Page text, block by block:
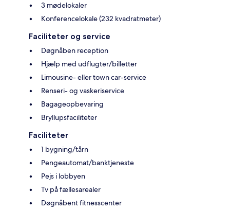
3 mødelokaler
Konferencelokale (232 kvadratmeter)
Faciliteter og service
Døgnåben reception
Hjælp med udflugter/billetter
Limousine- eller town car-service
Renseri- og vaskeriservice
Bagageopbevaring
Bryllupsfaciliteter
Faciliteter
1 bygning/tårn
Pengeautomat/banktjeneste
Pejs i lobbyen
Tv på fællesarealer
Døgnåbent fitnesscenter